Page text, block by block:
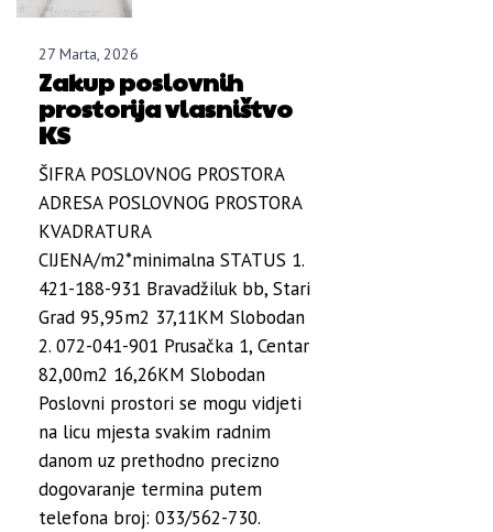
27 Marta, 2026
Zakup poslovnih
prostorija vlasništvo
KS
ŠIFRA POSLOVNOG PROSTORA
ADRESA POSLOVNOG PROSTORA
KVADRATURA
CIJENA/m2*minimalna STATUS 1.
421-188-931 Bravadžiluk bb, Stari
Grad 95,95m2 37,11KM Slobodan
2. 072-041-901 Prusačka 1, Centar
82,00m2 16,26KM Slobodan
Poslovni prostori se mogu vidjeti
na licu mjesta svakim radnim
danom uz prethodno precizno
dogovaranje termina putem
telefona broj: 033/562-730.